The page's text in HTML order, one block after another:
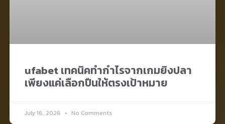
ufabet เทคนิคทำกำไรจากเกมยิงปลา
เพียงแค่เลือกปืนให้ตรงเป้าหมาย
July 16, 2026 No Comments